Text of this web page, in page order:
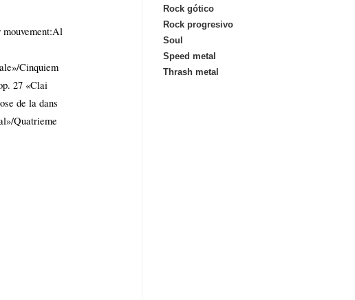
mouvement:Al
Cinquiem
27 «Clai
de la dans
Quatrieme
Rock gótico
Rock progresivo
Soul
Speed metal
Thrash metal